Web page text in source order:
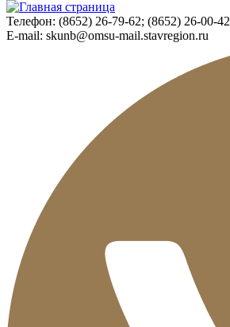
Телефон: (8652) 26-79-62; (8652) 26-00-42
E-mail: skunb@omsu-mail.stavregion.ru